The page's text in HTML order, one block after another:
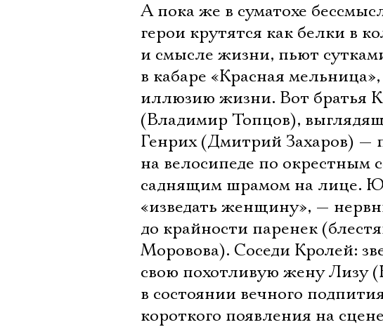
А пока же в суматохе
герои крутятся как белки в
и смысле жизни, пьют
в кабаре «Красная
иллюзию жизни. Вот братья
(Владимир Топцов),
Генрих (Дмитрий Захаров)
на велосипеде по окрестным
саднящим шрамом на лице.
«изведать женщину», —
до крайности паренек
Моровова). Соседи Кролей:
свою похотливую жену Лизу
в состоянии вечного
короткого появления на